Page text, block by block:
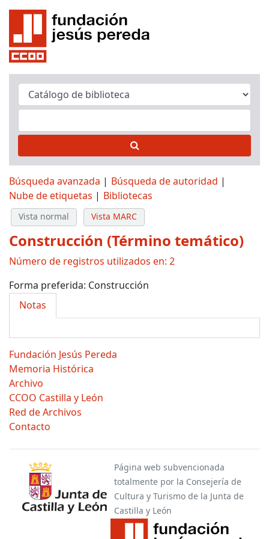
Búsqueda avanzada
Búsqueda de autoridad
Nube de etiquetas
Bibliotecas
Fundación Jesús Pereda
Memoria Histórica
Archivo
CCOO Castilla y León
Red de Archivos
Contacto
Vista normal Vista MARC
Construcción (Término temático)
Número de registros utilizados en: 2
Forma preferida: Construcción
Notas
Página web subvencionada
totalmente por la Consejería de
Cultura y Turismo de la Junta de
Castilla y León